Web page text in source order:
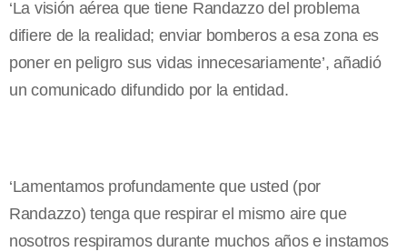
‘La visión aérea que tiene Randazzo del problema
difiere de la realidad; enviar bomberos a esa zona es
poner en peligro sus vidas innecesariamente’, añadió
un comunicado difundido por la entidad.
‘Lamentamos profundamente que usted (por
Randazzo) tenga que respirar el mismo aire que
nosotros respiramos durante muchos años e instamos